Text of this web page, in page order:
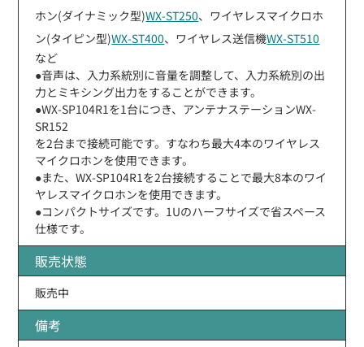
ホン(ダイナミック型)WX-ST250、ワイヤレスマイクロホ
ン(タイピン型)WX-ST400、ワイヤレス送信機WX-ST510
など
●音声は、入力系統別に音量を調整して、入力系統別の出
力とミキシング出力をすることができます。
●WX-SP104R1を1台につき、アンテナステーションWX-
SR152
を2台まで接続可能です。すなわち最大4本のワイヤレス
マイクロホンを使用できます。
●また、WX-SP104R1を2台接続することで最大8本のワイ
ヤレスマイクロホンを使用できます。
●コンパクトサイズです。1Uのハーフサイズで省スペース
仕様です。
販売状態
販売中
備考